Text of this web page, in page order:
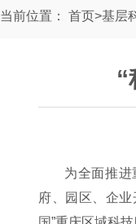
当前位置： 首页>基层
为全面推进
府、园区、企